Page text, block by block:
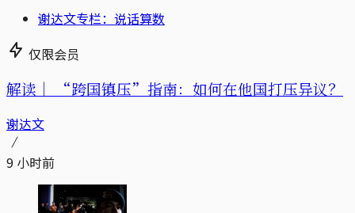
谢达文专栏：说话算数
仅限会员
解读｜ “跨国镇压”指南：如何在他国打压异议？
谢达文
9 小时前